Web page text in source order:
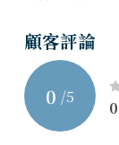
顧客評論
0 /5
0